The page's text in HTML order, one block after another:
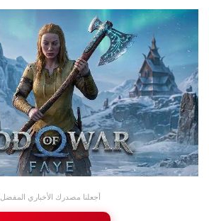
أجعلنا مصدرك الأخباري المفضل